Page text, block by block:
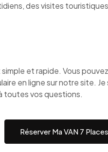
des visites
simple et rapide. Vous
en ligne sur notre site. Je
toutes vos questions.
Réserver Ma VAN 7 Places